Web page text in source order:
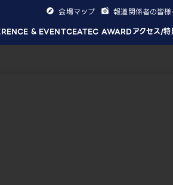
& EVENTCEATEC AWARDアクセス/
会場マップ 報道関係者の皆